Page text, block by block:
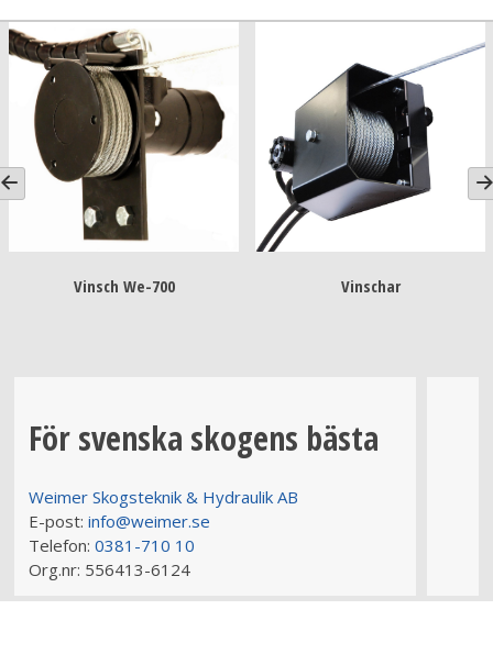
Vinsch We-700 Vinschar
För svenska skogens bästa
Weimer Skogsteknik & Hydraulik AB
E-post: info@weimer.se
Telefon: 0381-710 10
Org.nr: 556413-6124